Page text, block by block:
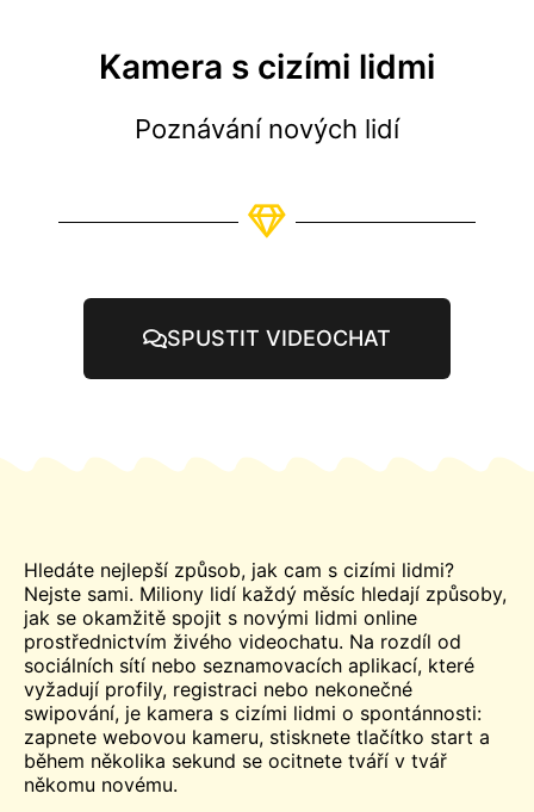
Kamera s cizími lidmi
Poznávání nových lidí
SPUSTIT VIDEOCHAT
Hledáte nejlepší způsob, jak cam s cizími lidmi?
Nejste sami. Miliony lidí každý měsíc hledají způsoby,
jak se okamžitě spojit s novými lidmi online
prostřednictvím živého videochatu. Na rozdíl od
sociálních sítí nebo seznamovacích aplikací, které
vyžadují profily, registraci nebo nekonečné
swipování, je kamera s cizími lidmi o spontánnosti:
zapnete webovou kameru, stisknete tlačítko start a
během několika sekund se ocitnete tváří v tvář
někomu novému.